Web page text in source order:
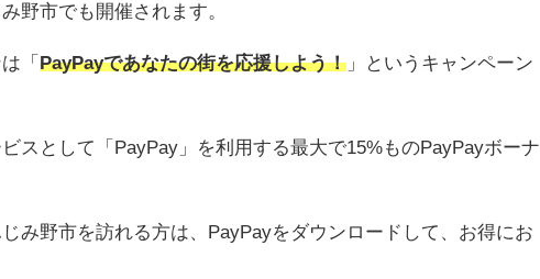
野市でも開催されます。
「PayPayであなたの街を応援しよう！ 」というキャンペーン
スとして「PayPay」を利用する最大で15%ものPayPayボーナ
み野市を訪れる方は、PayPayをダウンロードして、お得にお